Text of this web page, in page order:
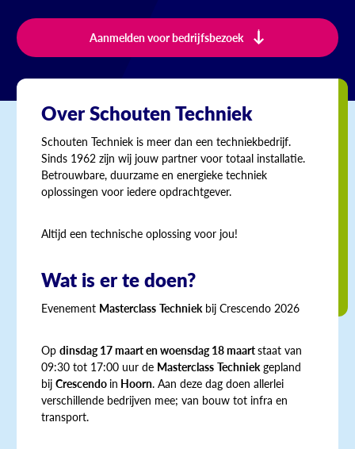
Aanmelden voor bedrijfsbezoek
Over Schouten Techniek
Schouten Techniek is meer dan een techniekbedrijf.
Sinds 1962 zijn wij jouw partner voor totaal installatie.
Betrouwbare, duurzame en energieke techniek
oplossingen voor iedere opdrachtgever.
Altijd een technische oplossing voor jou!
Wat is er te doen?
Evenement Masterclass Techniekbij Crescendo 2026
Op dinsdag 17 maart en woensdag 18 maartstaat van
09:30 tot 17:00 uur de Masterclass Techniekgepland
bij Crescendo in Hoorn. Aan deze dag doen allerlei
verschillende bedrijven mee; van bouw tot infra en
transport.